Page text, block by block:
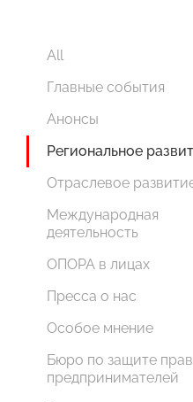
All
Главные события
Анонсы
Региональное
Отраслевое
Международная
деятельность
ОПОРА в лицах
Пресса о нас
Особое мнение
Бюро по защите прав
предпринимателей